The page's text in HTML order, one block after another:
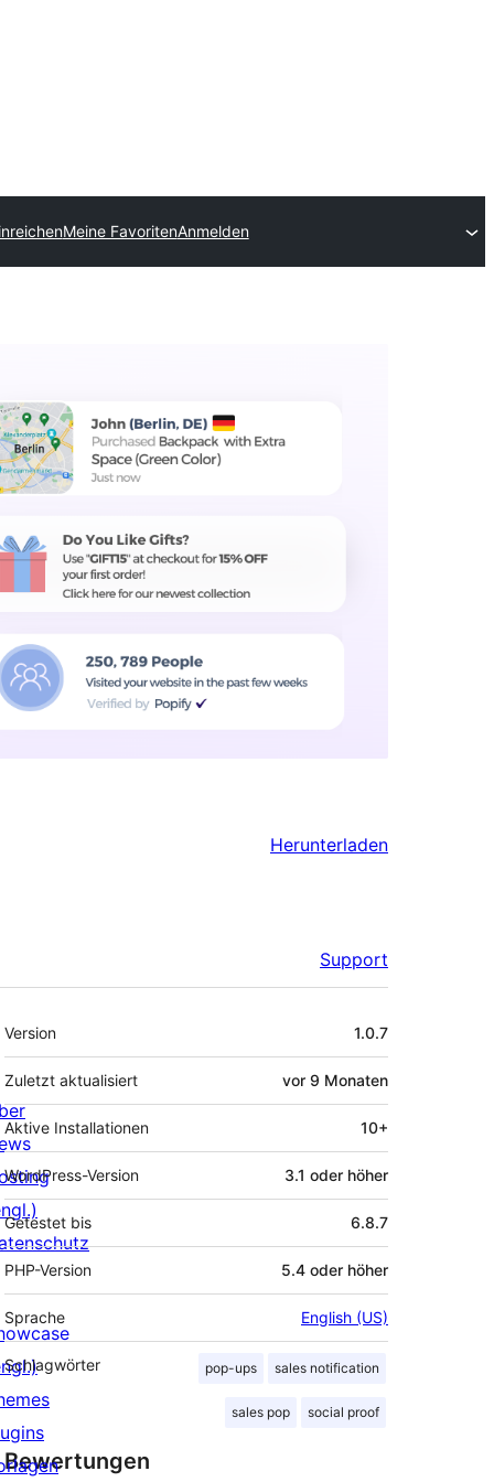
Meine FavoritenAnmelden
Herunterladen
Support
Meta
Version 1.0.7
Zuletzt aktualisiert vor 9 Monaten
Aktive Installationen 10+
WordPress-Version 3.1 oder höher
Getestet bis 6.8.7
PHP-Version 5.4 oder höher
Sprache English (US)
Schlagwörter pop-ups sales notification
sales pop social proof
Bewertungen